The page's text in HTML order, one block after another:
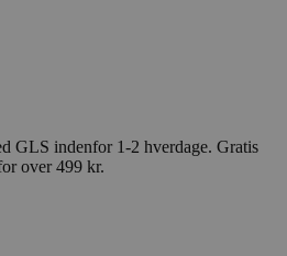
GLS indenfor 1-2 hverdage. Gratis
over 499 kr.